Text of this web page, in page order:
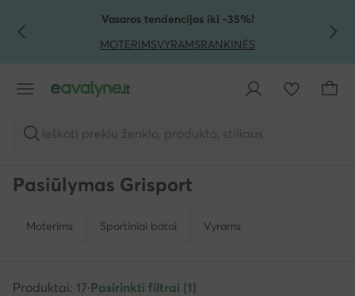
PEREITI PRIE PAGRINDINIO TURINIO
PEREITI Į PAIEŠKĄVasaros tendencijos iki -35%!
MOTERIMSVYRAMSRANKINĖS
Ieškoti prekių ženklo, produkto, stiliaus
Pasiūlymas Grisport
Moterims Sportiniai batai Vyrams
Produktai: 17·Pasirinkti filtrai (1)